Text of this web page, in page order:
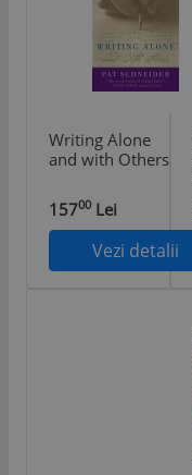
Writing Alone
and with Others
15700 Lei
Vezi detalii